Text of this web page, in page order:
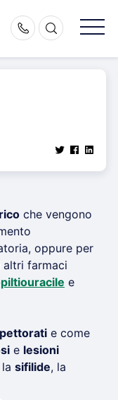
che vengono
oppure per
altri farmaci
e
e come
e lesioni
sifilide, la